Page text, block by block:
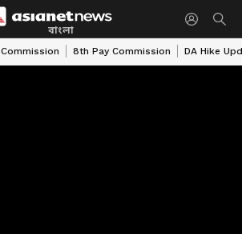
বাংলা
8th Pay Commission DA Hike